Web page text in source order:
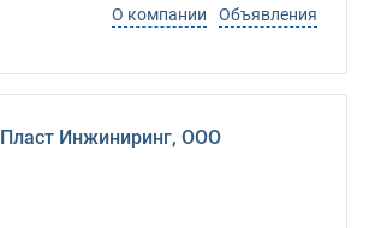
О компании
Объявления
Пласт Инжиниринг, ООО